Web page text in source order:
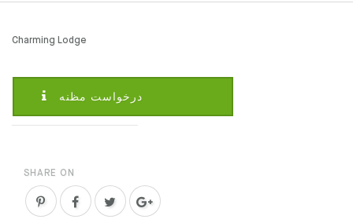
Charming Lodge
درخواست مظنه
SHARE ON